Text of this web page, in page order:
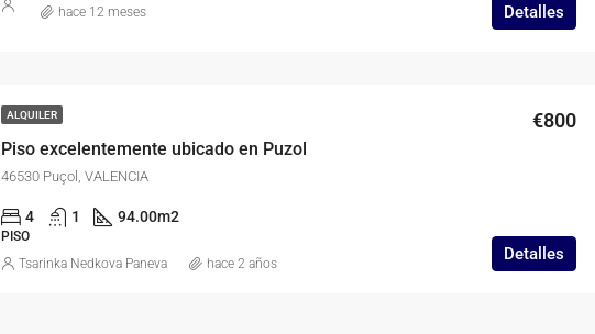
Detalles
hace 12 meses
ALQUILER
Piso excelentemente ubicado en Puzol
€800
46530 Puçol, VALENCIA
4 1 94.00m2
PISO
Detalles
Tsarinka Nedkova Paneva hace 2 años